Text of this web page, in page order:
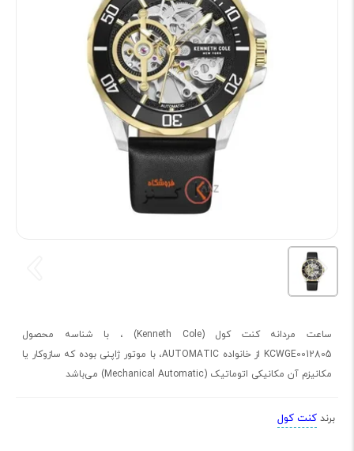
ساعت مردانه کنت کول (Kenneth Cole) ، با شناسه محصول
KCWGE0012805 از خانواده‌ AUTOMATIC، با موتور ژاپنی بوده که سازوکار یا
مکانیزم آن مکانیکی اتوماتیک (Mechanical Automatic) می‌باشد
برند کنت کول